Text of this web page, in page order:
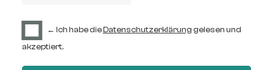
← Ich habe dieDatenschutzerklärung gelesen und
akzeptiert.